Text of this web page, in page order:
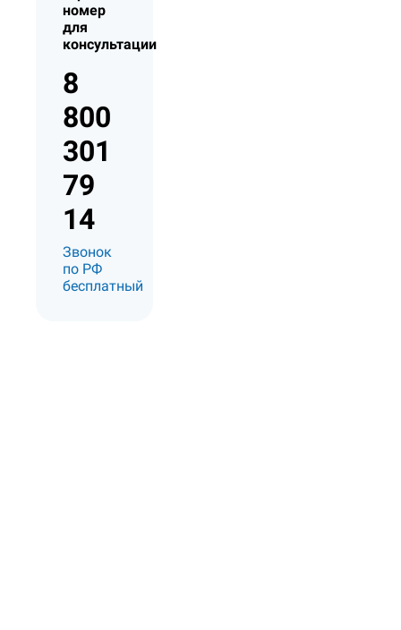
номер
для
консультации
8
800
301
79
14
Звонок
по РФ
бесплатный